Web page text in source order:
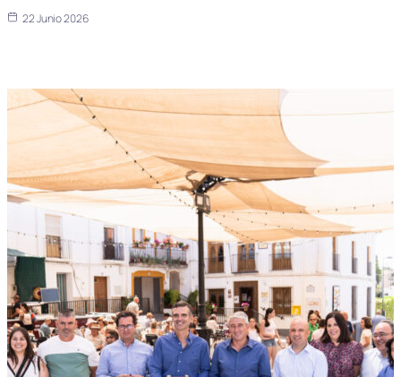
22 Junio 2026